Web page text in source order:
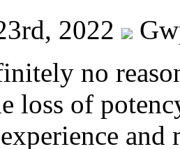
2022
no
loss of
and